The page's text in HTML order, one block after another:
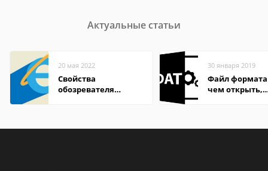
Актуальные статьи
20 мая 2022
Свойства
обозревателя
30 января 2019
Файл формата
чем открыть,